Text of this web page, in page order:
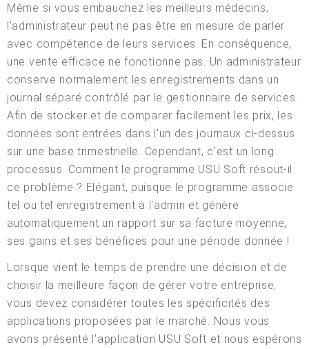
Même si vous embauchez les meilleurs médecins,
l'administrateur peut ne pas être en mesure de parler
avec compétence de leurs services. En conséquence,
une vente efficace ne fonctionne pas. Un administrateur
conserve normalement les enregistrements dans un
journal séparé contrôlé par le gestionnaire de services.
Afin de stocker et de comparer facilement les prix, les
données sont entrées dans l'un des journaux ci-dessus
sur une base trimestrielle. Cependant, c'est un long
processus. Comment le programme USU Soft résout-il
ce problème ? Elégant, puisque le programme associe
tel ou tel enregistrement à l'admin et génère
automatiquement un rapport sur sa facture moyenne,
ses gains et ses bénéfices pour une période donnée !
Lorsque vient le temps de prendre une décision et de
choisir la meilleure façon de gérer votre entreprise,
vous devez considérer toutes les spécificités des
applications proposées par le marché. Nous vous
avons présenté l'application USU Soft et nous espérons